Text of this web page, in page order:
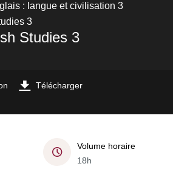
: langue et civilisation 3
3
Studies 3
Télécharger
Volume horaire
18h